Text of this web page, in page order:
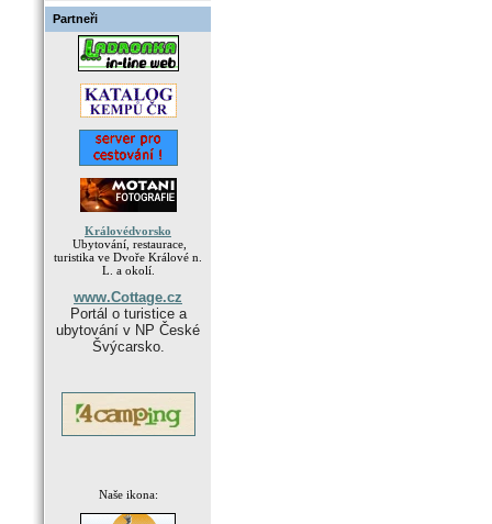
Partneři
Královédvorsko
Ubytování, restaurace,
turistika ve Dvoře Králové n.
L. a okolí.
www.Cottage.cz
Portál o turistice a
ubytování v NP České
Švýcarsko.
Naše ikona: